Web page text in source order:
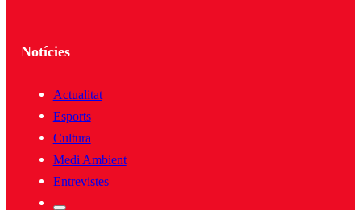
Notícies
Actualitat
Esports
Cultura
Medi Ambient
Entrevistes